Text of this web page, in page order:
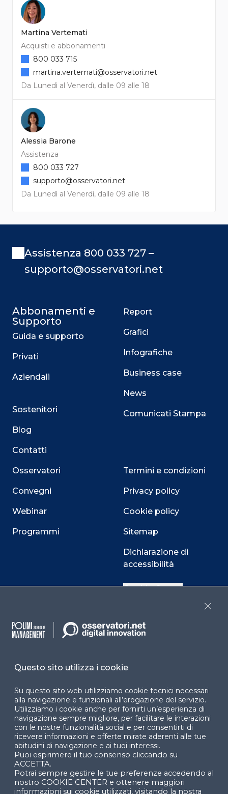
Martina Vertemati
Acquisti e abbonamenti
Da Lunedì al Venerdì, dalle 09 alle 18
800 033 715
martina.vertemati@osservatori.net
Alessia Barone
Assistenza
Da Lunedì al Venerdì, dalle 09 alle 18
800 033 727
supporto@osservatori.net
Assistenza 800 033 727 –
supporto@osservatori.net
Abbonamenti e
Supporto
Guida e supporto
Privati
Aziendali
Sostenitori
Blog
Contatti
Osservatori
Convegni
Webinar
Programmi
Report
Grafici
Infografiche
Business case
News
Comunicati Stampa
Termini e condizioni
Privacy policy
Cookie policy
Sitemap
Dichiarazione di
accessibilità
Cookie Center
Facebook LinkedIn
© 2024 Copyright © Politecnico di Milano Dipartimento
di Ingegneria Gestionale
Questo sito utilizza i cookie
Su questo sito web utilizziamo cookie tecnici necessari
alla navigazione e funzionali all’erogazione del servizio.
Utilizziamo i cookie anche per fornirti un’esperienza di
navigazione sempre migliore, per facilitare le interazioni
con le nostre funzionalità social e per consentirti di
ricevere informazioni e offerte mirate aderenti alle tue
abitudini di navigazione e ai tuoi interessi.
Puoi esprimere il tuo consenso cliccando su
ACCETTA.
Potrai sempre gestire le tue preferenze accedendo al
nostro COOKIE CENTER e ottenere maggiori
informazioni sui cookie utilizzati, visitando la nostra